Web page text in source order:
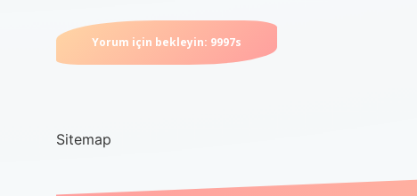
Sitemap